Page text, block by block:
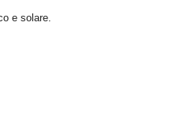
e solare.